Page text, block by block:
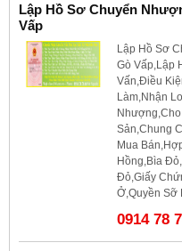
Lập Hồ Sơ Chuyển
Vấp
Lập Hồ Sơ
Gò Vấp,Lập
Vấn,Điều
Làm,Nhận
Sản,Chung
Mua
Hồng,Bìa
Đỏ,Giấy
Ở,Quyền Sỡ
0914 78